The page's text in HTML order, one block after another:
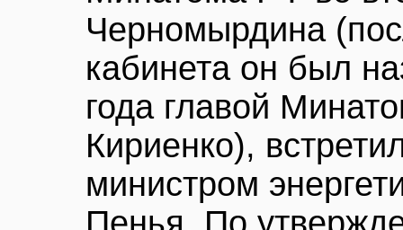
Черномырдина
кабинета он был
года главой
Кириенко),
министром